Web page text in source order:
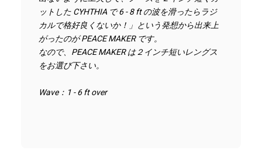
ットした CYHTHIA で 6 - 8 ft の波を滑ったらラジ
カルで格好良くないか！」という発想から出来上
がったのが PEACE MAKER です。
なので、PEACE MAKER は２インチ短いレングス
をお選び下さい。
Wave：1 - 6 ft over